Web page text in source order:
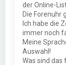
der Online-
Die Forenuhr
Ich habe die
immer noch
Meine
Auswahl!
Was sind das